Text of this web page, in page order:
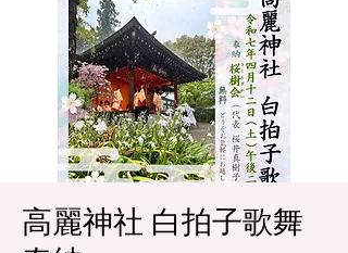
高麗神社 白拍子歌舞